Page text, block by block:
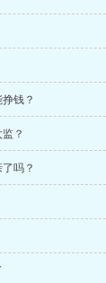
钱？
？
吗？